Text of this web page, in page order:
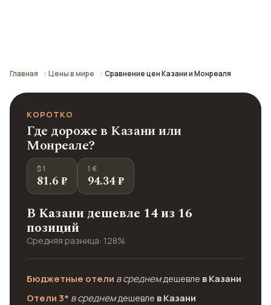
Главная Цены в мире Сравнение цен Казани и Монреаля
КОРОТКО
Где дороже в Казани или
Монреале?
$ 1
81.6 ₽
1 €
94.34 ₽
В Казани дешевле 14 из 16
позиций
Средняя разница: 128%
Бюджетные отели в среднемдешевле в Казани
Отели 3* в среднемдешевле в Казани